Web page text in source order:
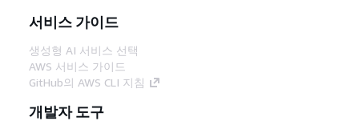
서비스 가이드
생성형 AI 서비스 선택
AWS 서비스 가이드
GitHub의 AWS CLI 지침
개발자 도구